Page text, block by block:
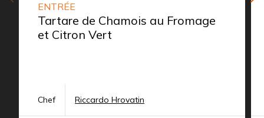
ENTRÉE
Tartare de Chamois au Fromage
et Citron Vert
Chef Riccardo Hrovatin